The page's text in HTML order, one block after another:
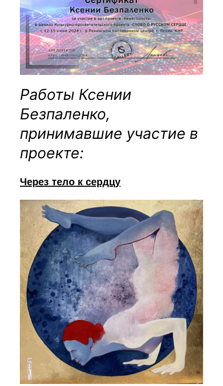
Работы Ксении
Безпаленко,
принимавшие участие в
проекте:
Через тело к сердцу